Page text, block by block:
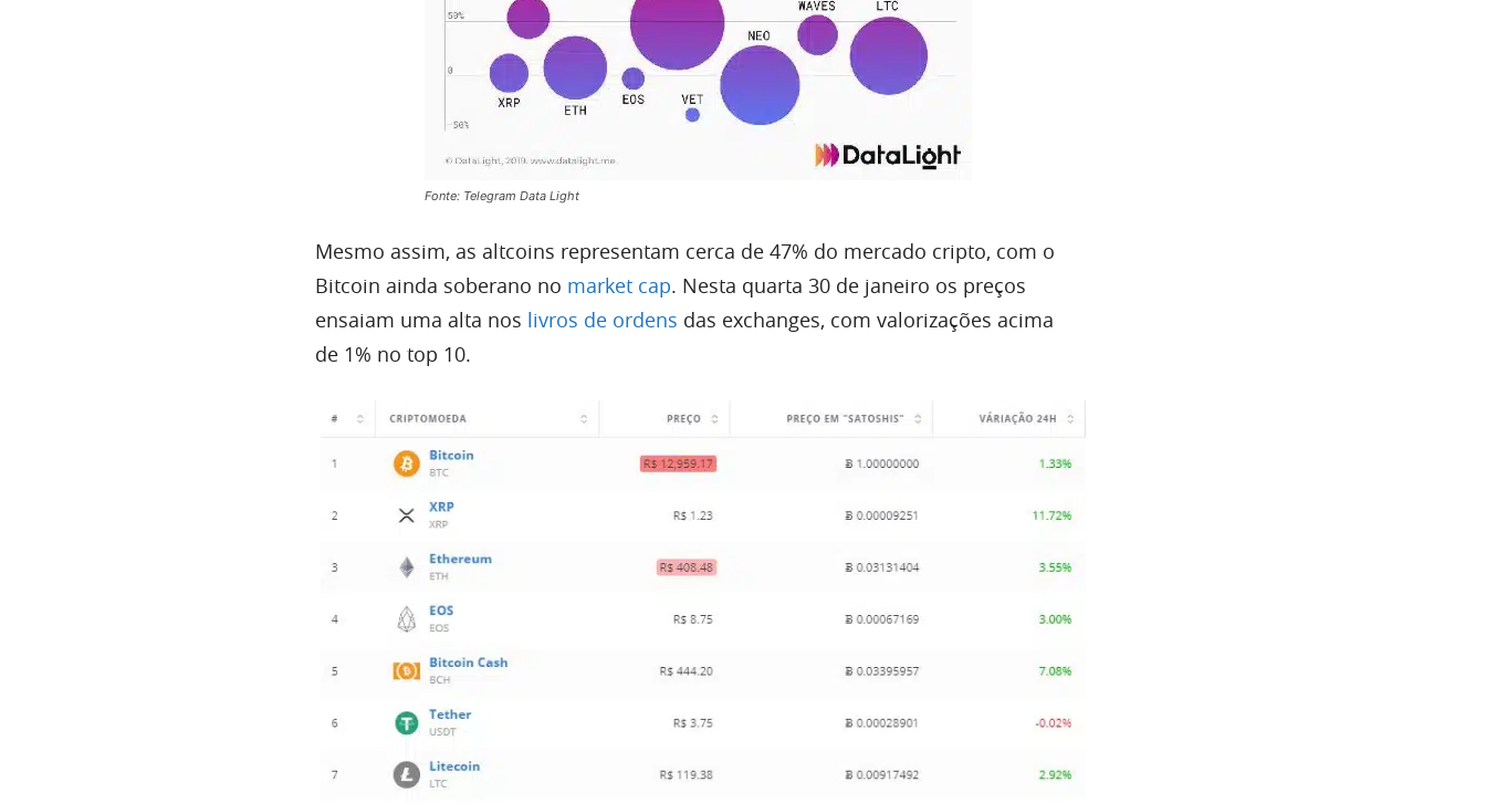
Fonte: Telegram Data Light
Mesmo assim, as altcoins representam cerca de 47% do mercado cripto, com o
Bitcoin ainda soberano no market cap. Nesta quarta 30 de janeiro os preços
ensaiam uma alta nos livros de ordens das exchanges, com valorizações acima
de 1% no top 10.